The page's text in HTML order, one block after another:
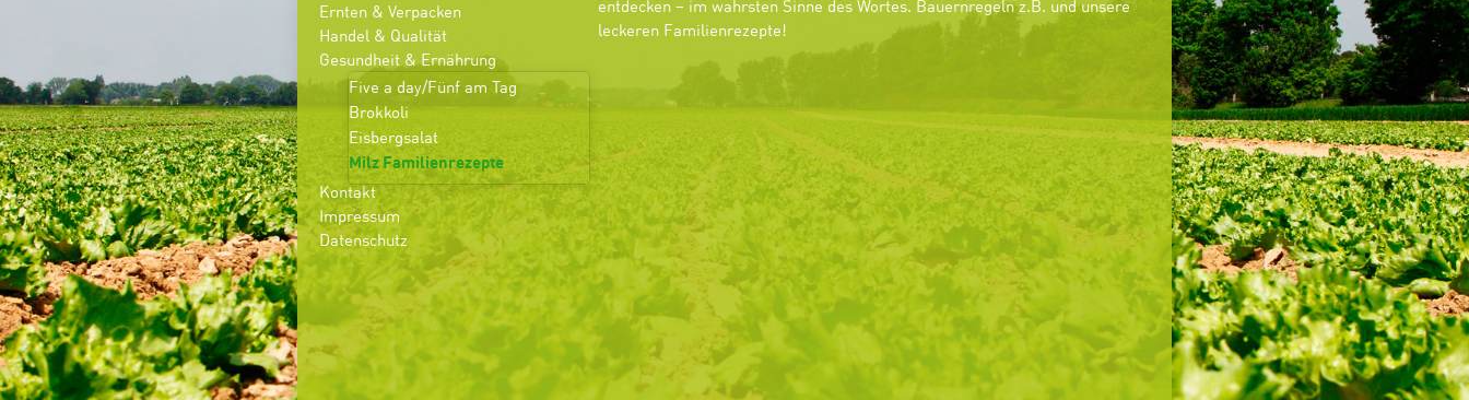
Ernten & Verpacken
Handel & Qualität
Gesundheit & Ernährung
Five a day/Fünf am Tag
Brokkoli
Eisbergsalat
Milz Familienrezepte
Kontakt
Impressum
Datenschutz
entdecken – im wahrsten Sinne des Wortes. Bauernregeln z.B. und unsere
leckeren Familienrezepte!